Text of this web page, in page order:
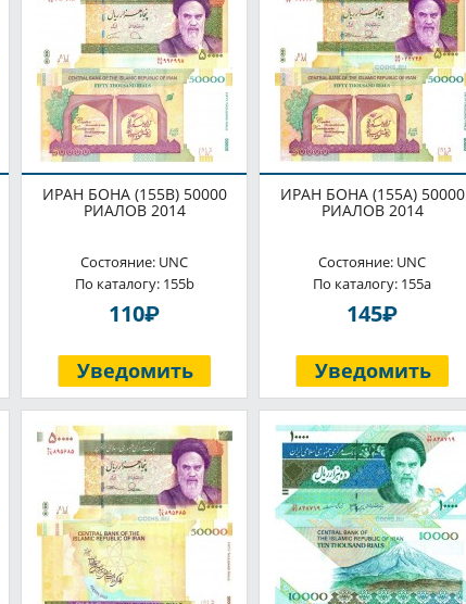
ИРАН БОНА (155B) 50000
РИАЛОВ 2014
Состояние: UNC
По каталогу: 155b
110P
Уведомить
ИРАН БОНА (155A) 50000
РИАЛОВ 2014
Состояние: UNC
По каталогу: 155a
145P
Уведомить